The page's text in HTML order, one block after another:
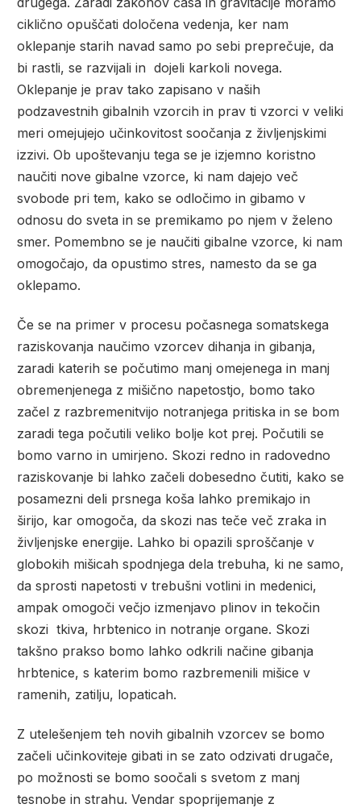
ciklično opuščati določena vedenja, ker nam
oklepanje starih navad samo po sebi preprečuje, da
bi rastli, se razvijali in dojeli karkoli novega.
Oklepanje je prav tako zapisano v naših
podzavestnih gibalnih vzorcih in prav ti vzorci v veliki
meri omejujejo učinkovitost soočanja z življenjskimi
izzivi. Ob upoštevanju tega se je izjemno koristno
naučiti nove gibalne vzorce, ki nam dajejo več
svobode pri tem, kako se odločimo in gibamo v
odnosu do sveta in se premikamo po njem v želeno
smer. Pomembno se je naučiti gibalne vzorce, ki nam
omogočajo, da opustimo stres, namesto da se ga
oklepamo.
Če se na primer v procesu počasnega somatskega
raziskovanja naučimo vzorcev dihanja in gibanja,
zaradi katerih se počutimo manj omejenega in manj
obremenjenega z mišično napetostjo, bomo tako
začel z razbremenitvijo notranjega pritiska in se bom
zaradi tega počutili veliko bolje kot prej. Počutili se
bomo varno in umirjeno. Skozi redno in radovedno
raziskovanje bi lahko začeli dobesedno čutiti, kako se
posamezni deli prsnega koša lahko premikajo in
širijo, kar omogoča, da skozi nas teče več zraka in
življenjske energije. Lahko bi opazili sproščanje v
globokih mišicah spodnjega dela trebuha, ki ne samo,
da sprosti napetosti v trebušni votlini in medenici,
ampak omogoči večjo izmenjavo plinov in tekočin
skozi tkiva, hrbtenico in notranje organe. Skozi
takšno prakso bomo lahko odkrili načine gibanja
hrbtenice, s katerim bomo razbremenili mišice v
ramenih, zatilju, lopaticah.
Z utelešenjem teh novih gibalnih vzorcev se bomo
začeli učinkoviteje gibati in se zato odzivati drugače,
po možnosti se bomo soočali s svetom z manj
tesnobe in strahu. Vendar spoprijemanje z